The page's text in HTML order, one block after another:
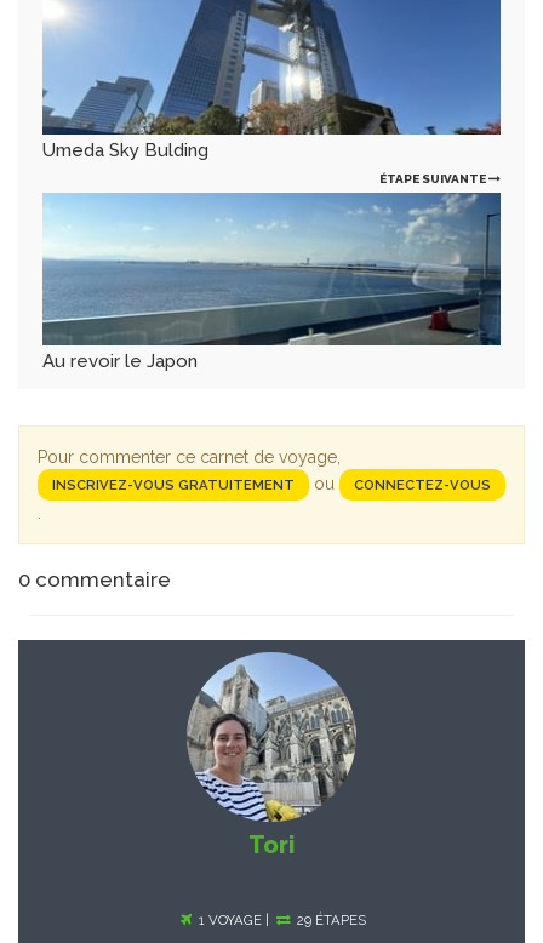
Umeda Sky Bulding
ÉTAPE SUIVANTE
Au revoir le Japon
Pour commenter ce carnet de voyage,
INSCRIVEZ-VOUS GRATUITEMENT ou CONNECTEZ-VOUS
.
0 commentaire
Tori
1 VOYAGE | 29 ÉTAPES